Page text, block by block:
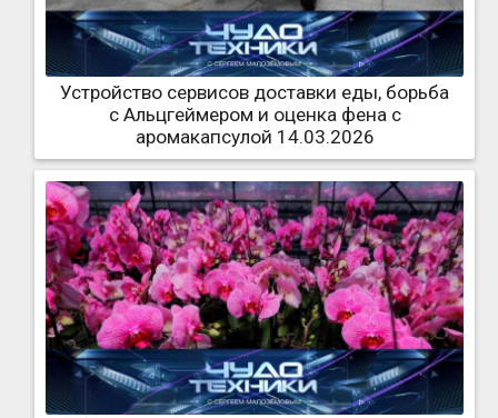
Устройство сервисов доставки еды, борьба
с Альцгеймером и оценка фена с
аромакапсулой 14.03.2026